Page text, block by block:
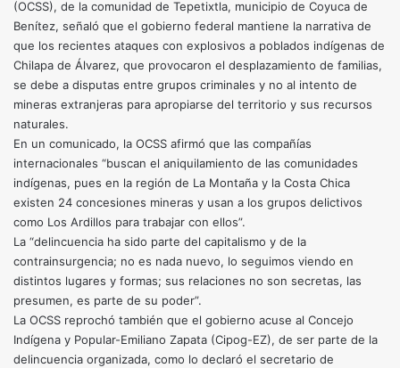
(OCSS), de la comunidad de Tepetixtla, municipio de Coyuca de
Benítez, señaló que el gobierno federal mantiene la narrativa de
que los recientes ataques con explosivos a poblados indígenas de
Chilapa de Álvarez, que provocaron el desplazamiento de familias,
se debe a disputas entre grupos criminales y no al intento de
mineras extranjeras para apropiarse del territorio y sus recursos
naturales.
En un comunicado, la OCSS afirmó que las compañías
internacionales “buscan el aniquilamiento de las comunidades
indígenas, pues en la región de La Montaña y la Costa Chica
existen 24 concesiones mineras y usan a los grupos delictivos
como Los Ardillos para trabajar con ellos”.
La “delincuencia ha sido parte del capitalismo y de la
contrainsurgencia; no es nada nuevo, lo seguimos viendo en
distintos lugares y formas; sus relaciones no son secretas, las
presumen, es parte de su poder”.
La OCSS reprochó también que el gobierno acuse al Concejo
Indígena y Popular-Emiliano Zapata (Cipog-EZ), de ser parte de la
delincuencia organizada, como lo declaró el secretario de